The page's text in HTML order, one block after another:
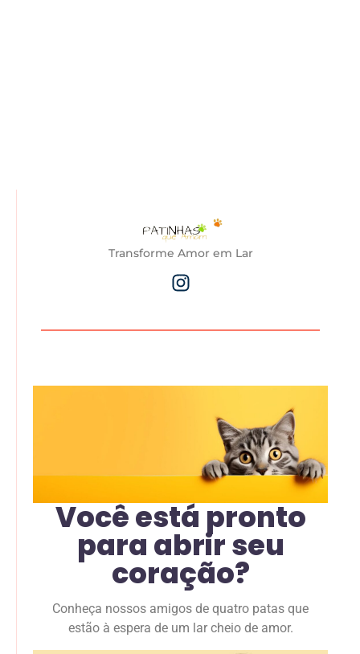
Transforme Amor em Lar
Você está pronto
para abrir seu
coração?
Conheça nossos amigos de quatro patas que
estão à espera de um lar cheio de amor.